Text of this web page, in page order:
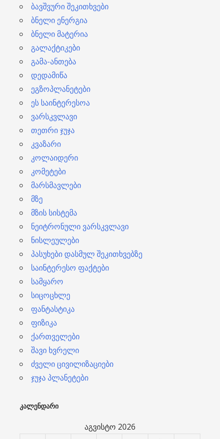
ბავშვური შეკითხვები
ბნელი ენერგია
ბნელი მატერია
გალაქტიკები
გამა-ანთება
დედამიწა
ეგზოპლანეტები
ეს საინტერესოა
ვარსკვლავი
თეთრი ჯუჯა
კვაზარი
კოლაიდერი
კომეტები
მარსმავლები
მზე
მზის სისტემა
ნეიტრონული ვარსკვლავი
ნისლეულები
პასუხები დასმულ შეკითხვებზე
საინტერესო ფაქტები
სამყარო
სიცოცხლე
ფანტასტიკა
ფიზიკა
ქართველები
შავი ხვრელი
ძველი ცივილიზაციები
ჯუჯა პლანეტები
ᲙᲐᲚᲔᲜᲓᲐᲠᲘ
აგვისტო 2026